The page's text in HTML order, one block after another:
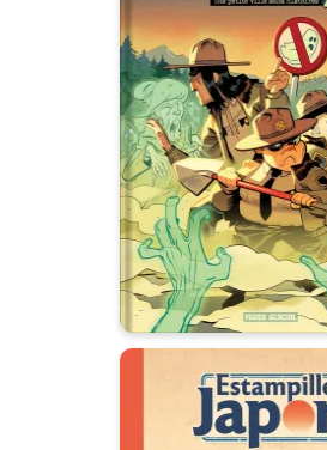
Tome 02
Date de
04/03/2026
À Chapatanka, les
n’ont pas trouvé le
c’est la shérif Maddie,
Pratt et George, qui
ville de ce foutu
Autres